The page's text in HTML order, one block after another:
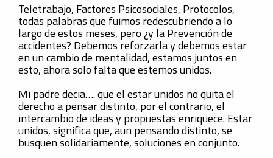
Teletrabajo, Factores Psicosociales, Protocolos,
todas palabras que fuimos redescubriendo a lo
largo de estos meses, pero ¿y la Prevención de
accidentes? Debemos reforzarla y debemos estar
en un cambio de mentalidad, estamos juntos en
esto, ahora solo falta que estemos unidos.
Mi padre decia…. que el estar unidos no quita el
derecho a pensar distinto, por el contrario, el
intercambio de ideas y propuestas enriquece. Estar
unidos, significa que, aun pensando distinto, se
busquen solidariamente, soluciones en conjunto.